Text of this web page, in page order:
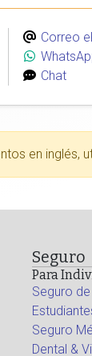
Correo
Chat
en inglés,
Seguro
Para
Seguro
Seguro
Dental &